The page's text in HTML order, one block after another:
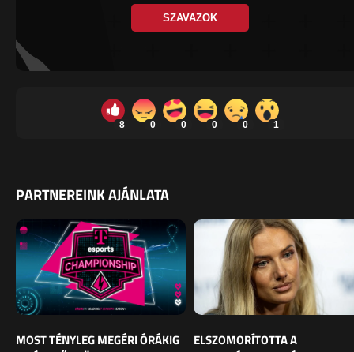
SZAVAZOK
8 0 0 0 0 1
PARTNEREINK AJÁNLATA
MOST TÉNYLEG MEGÉRI ÓRÁKIG
ELSZOMORÍTOTTA A